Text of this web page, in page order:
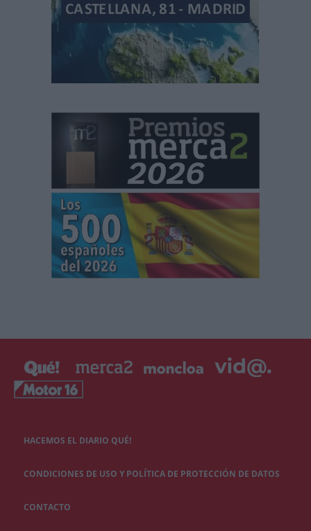
HACEMOS EL DIARIO QUÉ!
CONDICIONES DE USO Y POLÍTICA DE PROTECCIÓN DE DATOS
CONTACTO